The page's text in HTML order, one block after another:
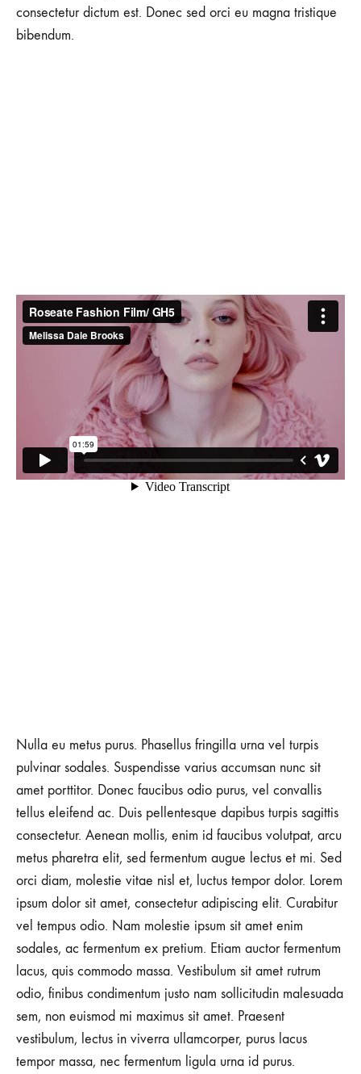
consectetur dictum est. Donec sed orci eu magna tristique
bibendum.
Nulla eu metus purus. Phasellus fringilla urna vel turpis
pulvinar sodales. Suspendisse varius accumsan nunc sit
amet porttitor. Donec faucibus odio purus, vel convallis
tellus eleifend ac. Duis pellentesque dapibus turpis sagittis
consectetur. Aenean mollis, enim id faucibus volutpat, arcu
metus pharetra elit, sed fermentum augue lectus et mi. Sed
orci diam, molestie vitae nisl et, luctus tempor dolor. Lorem
ipsum dolor sit amet, consectetur adipiscing elit. Curabitur
vel tempus odio. Nam molestie ipsum sit amet enim
sodales, ac fermentum ex pretium. Etiam auctor fermentum
lacus, quis commodo massa. Vestibulum sit amet rutrum
odio, finibus condimentum justo nam sollicitudin malesuada
sem, non euismod mi maximus sit amet. Praesent
vestibulum, lectus in viverra ullamcorper, purus lacus
tempor massa, nec fermentum ligula urna id purus.